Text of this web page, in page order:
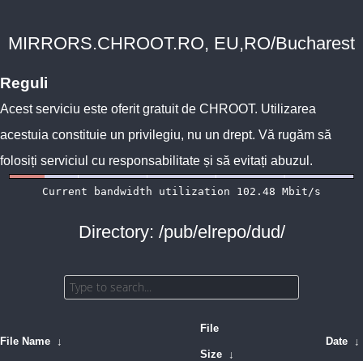
MIRRORS.CHROOT.RO, EU,RO/Bucharest
Reguli
Acest serviciu este oferit gratuit de CHROOT. Utilizarea
acestuia constituie un privilegiu, nu un drept. Vă rugăm să
folosiți serviciul cu responsabilitate și să evitați abuzul.
Directory: /pub/elrepo/dud/
File Name ↓
File
Size ↓
Date ↓